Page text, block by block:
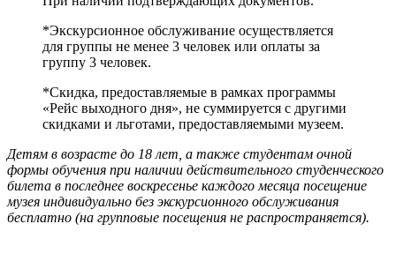
*Экскурсионное обслуживание осуществляется
для группы не менее 3 человек или оплаты за
группу 3 человек.
*Скидка, предоставляемые в рамках программы
«Рейс выходного дня», не суммируется с другими
скидками и льготами, предоставляемыми музеем.
Детям в возрасте до 18 лет, а также студентам очной
формы обучения при наличии действительного студенческого
билета в последнее воскресенье каждого месяца посещение
музея индивидуально без экскурсионного обслуживания
бесплатно (на групповые посещения не распространяется).